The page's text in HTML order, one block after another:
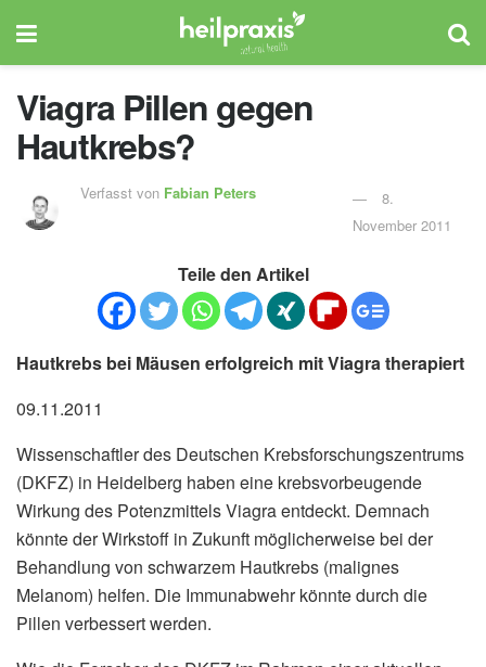
Viagra Pillen gegen
Hautkrebs?
Verfasst von Fabian Peters
8.
November 2011
Teile den Artikel
Hautkrebs bei Mäusen erfolgreich mit Viagra therapiert
09.11.2011
Wissenschaftler des Deutschen Krebsforschungszentrums
(DKFZ) in Heidelberg haben eine krebsvorbeugende
Wirkung des Potenzmittels Viagra entdeckt. Demnach
könnte der Wirkstoff in Zukunft möglicherweise bei der
Behandlung von schwarzem Hautkrebs (malignes
Melanom) helfen. Die Immunabwehr könnte durch die
Pillen verbessert werden.